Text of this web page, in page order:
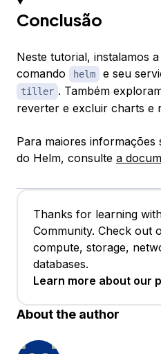
Conclusão
Neste tutorial, instalamos
comando
helm e seu
tiller . Também
reverter e excluir charts e
Para maiores
do Helm, consulte a
Thanks for learning
Community. Check out
compute, storage,
databases.
Learn more about our
About the author